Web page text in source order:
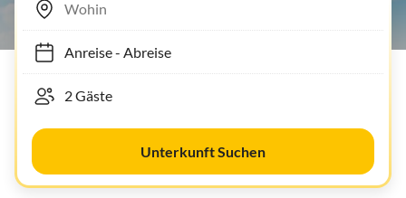
Anreise- Abreise
Unterkunft Suchen